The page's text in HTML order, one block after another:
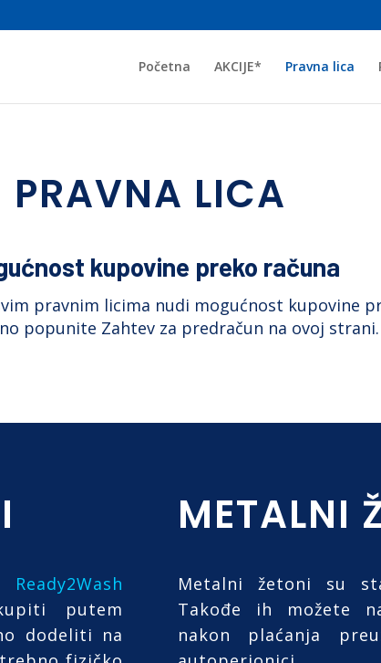
Početna AKCIJE* Pravna lica
PRAVNA LICA
kupovine preko računa
pravnim licima nudi mogućnost kupovine
popunite Zahtev za predračun na ovoj strani.
Ready2Wash
putem
dodeliti na
METALNI
Metalni žetoni su
Takođe ih možete
nakon plaćanja